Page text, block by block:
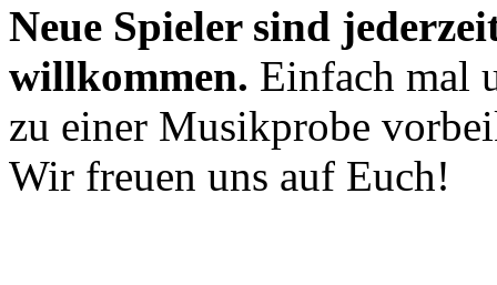
Neue Spieler sind
willkommen. Einfach mal
zu einer Musikprobe
Wir freuen uns auf Euch!